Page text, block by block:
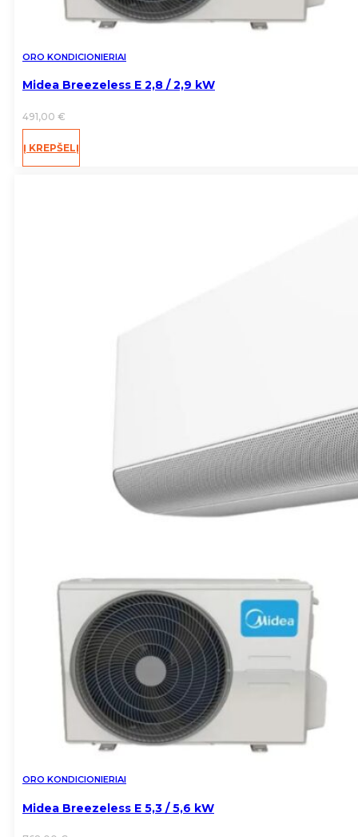
ORO KONDICIONIERIAI
Midea Breezeless E 2,8 / 2,9 kW
491,00 €
Į KREPŠELĮ
ORO KONDICIONIERIAI
Midea Breezeless E 5,3 / 5,6 kW